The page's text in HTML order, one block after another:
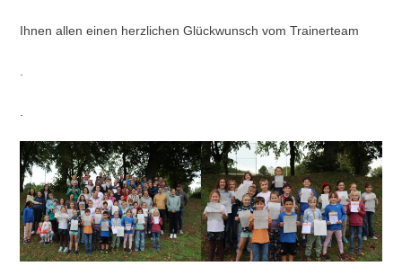
Ihnen allen einen herzlichen Glückwunsch vom Trainerteam